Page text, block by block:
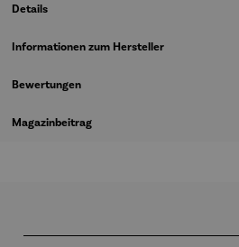
Details
Informationen zum Hersteller
Bewertungen
Magazinbeitrag